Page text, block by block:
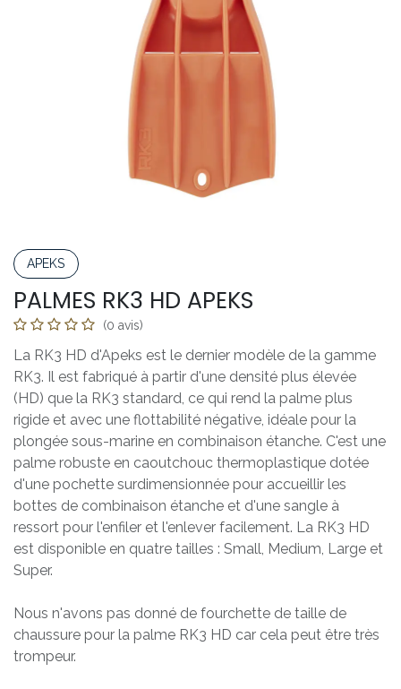
APEKS
PALMES RK3 HD APEKS
(0 avis)
La RK3 HD d'Apeks est le dernier modèle de la gamme
RK3. Il est fabriqué à partir d'une densité plus élevée
(HD) que la RK3 standard, ce qui rend la palme plus
rigide et avec une flottabilité négative, idéale pour la
plongée sous-marine en combinaison étanche. C'est une
palme robuste en caoutchouc thermoplastique dotée
d'une pochette surdimensionnée pour accueillir les
bottes de combinaison étanche et d'une sangle à
ressort pour l'enfiler et l'enlever facilement. La RK3 HD
est disponible en quatre tailles : Small, Medium, Large et
Super.
Nous n'avons pas donné de fourchette de taille de
chaussure pour la palme RK3 HD car cela peut être très
trompeur.